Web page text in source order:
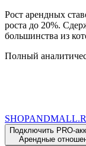
Рост арендных
роста до 20%.
большинства из
Полный
SHOPAND
Подключить PRO-
Арендные